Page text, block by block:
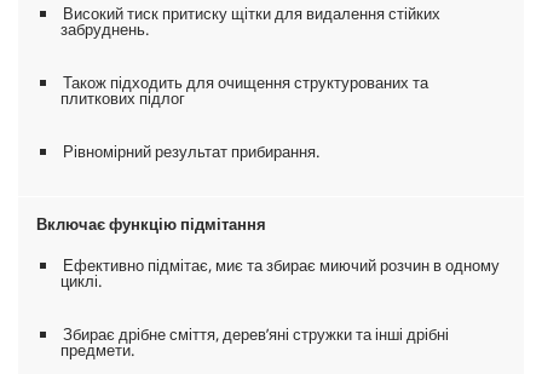
Високий тиск притиску щітки для видалення стійких
забруднень.
Також підходить для очищення структурованих та
плиткових підлог
Рівномірний результат прибирання.
Включає функцію підмітання
Ефективно підмітає, миє та збирає миючий розчин в одному
циклі.
Збирає дрібне сміття, дерев’яні стружки та інші дрібні
предмети.